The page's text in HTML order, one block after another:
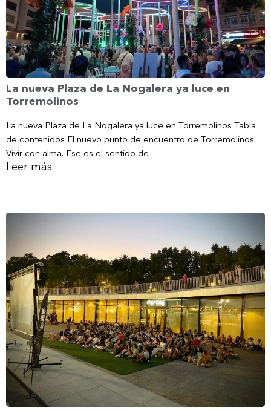
La nueva Plaza de La Nogalera ya luce en
Torremolinos
La nueva Plaza de La Nogalera ya luce en Torremolinos Tabla
de contenidos El nuevo punto de encuentro de Torremolinos
Vivir con alma. Ese es el sentido de
Leer más